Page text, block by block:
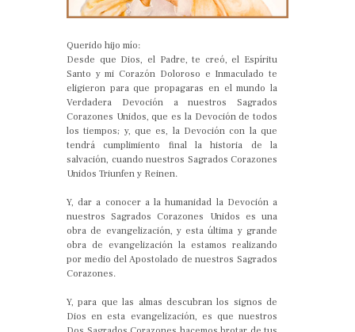
Querido hijo mío:
Desde que Dios, el Padre, te creó, el Espíritu
Santo y mi Corazón Doloroso e Inmaculado te
eligieron para que propagaras en el mundo la
Verdadera Devoción a nuestros Sagrados
Corazones Unidos, que es la Devoción de todos
los tiempos; y, que es, la Devoción con la que
tendrá cumplimiento final la historia de la
salvación, cuando nuestros Sagrados Corazones
Unidos Triunfen y Reinen.
Y, dar a conocer a la humanidad la Devoción a
nuestros Sagrados Corazones Unidos es una
obra de evangelización, y esta última y grande
obra de evangelización la estamos realizando
por medio del Apostolado de nuestros Sagrados
Corazones.
Y, para que las almas descubran los signos de
Dios en esta evangelización, es que nuestros